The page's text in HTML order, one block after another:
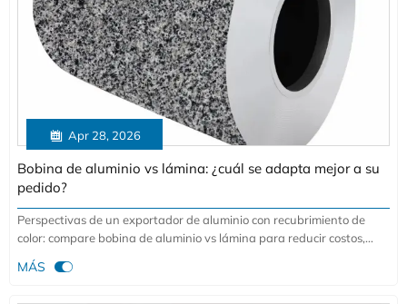
 Apr 28, 2026
Bobina de aluminio vs lámina: ¿cuál se adapta mejor a su
pedido?
Perspectivas de un exportador de aluminio con recubrimiento de
color: compare bobina de aluminio vs lámina para reducir costos,
Encuentre la mejor opción para su proyecto y presupuesto.
MÁS 